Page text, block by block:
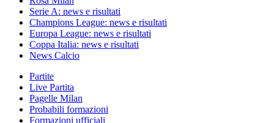
Serie A: news e risultati
Champions League: news e risultati
Europa League: news e risultati
Coppa Italia: news e risultati
News Calcio
Partite
Live Partita
Pagelle Milan
Probabili formazioni
Formazioni ufficiali